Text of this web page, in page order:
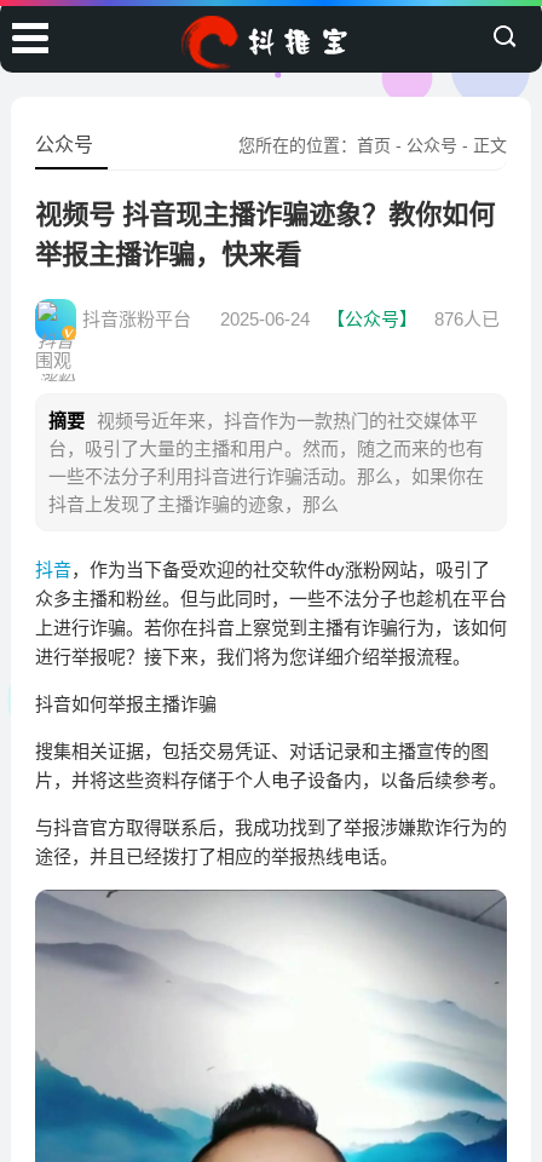
您所在的位置：首页 - 公众号 - 正文
公众号
视频号 抖音现主播诈骗迹象？教你如何
举报主播诈骗，快来看
抖音涨粉平台 2025-06-24 【公众号】
876人已
围观
摘要 视频号近年来，抖音作为一款热门的社交媒体平
台，吸引了大量的主播和用户。然而，随之而来的也有
一些不法分子利用抖音进行诈骗活动。那么，如果你在
抖音上发现了主播诈骗的迹象，那么
抖音，作为当下备受欢迎的社交软件dy涨粉网站，吸引了
众多主播和粉丝。但与此同时，一些不法分子也趁机在平台
上进行诈骗。若你在抖音上察觉到主播有诈骗行为，该如何
进行举报呢？接下来，我们将为您详细介绍举报流程。
抖音如何举报主播诈骗
搜集相关证据，包括交易凭证、对话记录和主播宣传的图
片，并将这些资料存储于个人电子设备内，以备后续参考。
与抖音官方取得联系后，我成功找到了举报涉嫌欺诈行为的
途径，并且已经拨打了相应的举报热线电话。